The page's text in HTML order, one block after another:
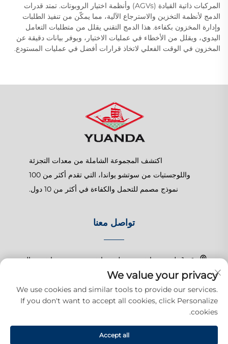
المركبات ذاتية القيادة (AGVs) وأنظمة اختيار الروبوتات. تمتد قدرات
الدمج لأنظمة التخزين والاسترجاع الآلية، مما يمكّن من تنفيذ الطلبات
وإدارة المخزون بكفاءة. هذا الدمج التقني يقلل من متطلبات التعامل
اليدوي، ويقلل من الأخطاء في عمليات الاختيار، ويوفر بيانات دقيقة عن
المخزون في الوقت الفعلي لاتخاذ قرارات أفضل في عمليات المستودع.
اكتشف المجموعة الشاملة من معدات التجزئة
واللوجستيات من سوتشو يواندا، التي تقدم أكثر من 100
نموذج مصمم للتحمل والكفاءة في أكثر من 10 دول.
تواصل معنا
رقم 1 طريق تشانغتشون، بلدة شانغهو، سوزهو، جيانغسو، الصين
+86-15150179453
[email protected]
حقوق النشر © 2025 شركة سوزهو يوودا للمنتجات التجارية المحدودة. جميع
We value your privacy
We use cookies and similar tools to provide our services.
If you don't want to accept all cookies, click Personalize
cookies.
Accept all